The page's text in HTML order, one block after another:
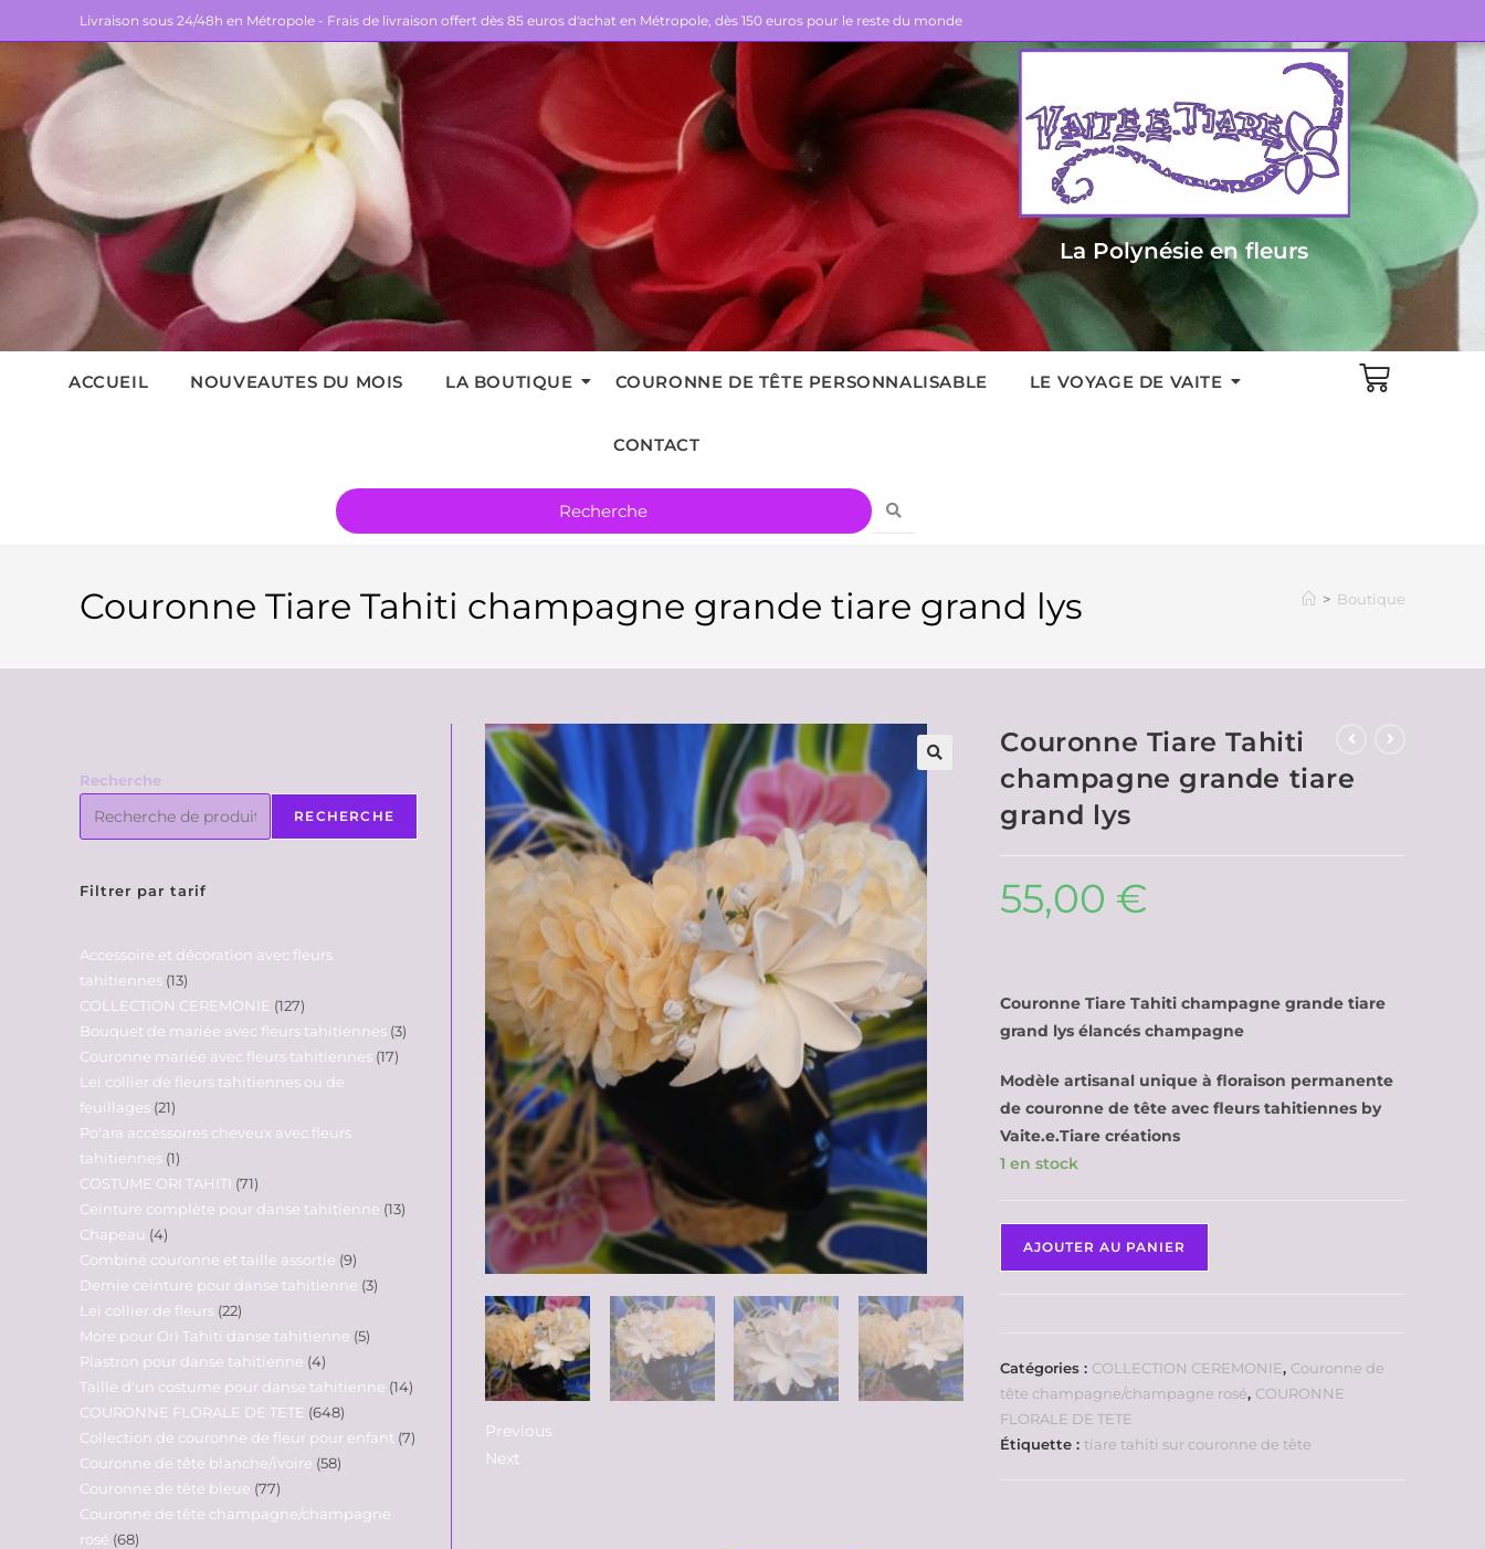
Livraison sous 24/48h en Métropole - Frais de livraison offert dès 85 euros d'achat en Métropole, dès 150 euros pour le reste du monde
La Polynésie en fleurs
ACCUEIL NOUVEAUTES DU MOIS LA BOUTIQUE COURONNE DE TÊTE PERSONNALISABLE LE VOYAGE DE VAITE
CONTACT
Couronne Tiare Tahiti champagne grande tiare grand lys > Boutique
Previous
Next
Couronne Tiare Tahiti
champagne grande tiare
grand lys
55,00 €
Couronne Tiare Tahiti champagne grande tiare
grand lys élancés champagne
Modèle artisanal unique à floraison permanente
de couronne de tête avec fleurs tahitiennes by
Vaite.e.Tiare créations
1 en stock
AJOUTER AU PANIER
Catégories : COLLECTION CEREMONIE, Couronne de
tête champagne/champagne rosé, COURONNE
FLORALE DE TETE
Étiquette :tiare tahiti sur couronne de tête
Recherche
RECHERCHE
Filtrer par tarif
Accessoire et décoration avec fleurs
tahitiennes 13
COLLECTION CEREMONIE 127
Bouquet de mariée avec fleurs tahitiennes 3
Couronne mariée avec fleurs tahitiennes 17
Lei collier de fleurs tahitiennes ou de
feuillages 21
Po'ara accessoires cheveux avec fleurs
tahitiennes 1
COSTUME ORI TAHITI
71
Ceinture complète pour danse tahitienne 13
Chapeau 4
Combiné couronne et taille assortie 9
Demie ceinture pour danse tahitienne 3
Lei collier de fleurs 22
More pour Ori Tahiti danse tahitienne 5
Plastron pour danse tahitienne 4
Taille d'un costume pour danse tahitienne 14
COURONNE FLORALE DE TETE 648
Collection de couronne de fleur pour enfant 7
Couronne de tête blanche/ivoire 58
Couronne de tête bleue 77
Couronne de tête champagne/champagne
rosé 68